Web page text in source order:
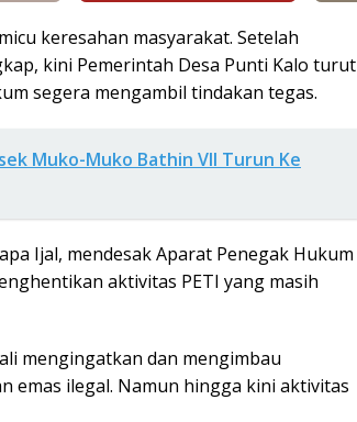
keresahan masyarakat. Setelah
kini Pemerintah Desa Punti Kalo turut
segera mengambil tindakan tegas.
Muko-Muko Bathin VII Turun Ke
Ijal, mendesak Aparat Penegak Hukum
aktivitas PETI yang masih
mengingatkan dan mengimbau
emas ilegal. Namun hingga kini aktivitas